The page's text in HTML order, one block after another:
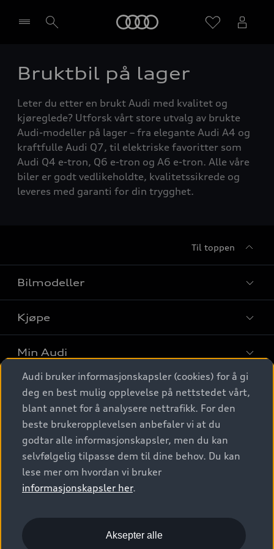
Velg forhandler
Bruktbil på lager
Leter du etter en brukt Audi med kvalitet og
kjøreglede? Utforsk vårt store utvalg av brukte
Audi-modeller på lager – fra elegante Audi A4 og
kraftfulle Audi Q7, til elektriske favoritter som
Audi Q4 e-tron, Q6 e-tron og A6 e-tron. Alle våre
biler er godt vedlikeholdte, kvalitetssikrede og
leveres med garanti for din trygghet.
Til toppen
Bilmodeller
Finn din Audi
Sammenlign bilmodeller
Elbiler
SUV
Stasjonsvogn
Sportback
S/RS
Konseptbiler og prototyper
Kjøpe
Kjøpshjelp
Biler på lager
Finn forhandler
Bestill prøvekjøring
Kontakt forhandler
Bilgarantier
Min Audi
Behold nybilfølelsen
Audi Originalt tilbehør
Verkstedtjenester
Digitale tjenester
Audi digitale tjenester
Audi connect
Functions on demand
Kom i gang med myAudi
Audi Norge
Kundeservice
Audi Driving Experience
© 2026 AUDI NORGE. All Rights Reserved.
Imprint
Audi bruker informasjonskapsler (cookies) for å gi
deg en best mulig opplevelse på nettstedet vårt,
blant annet for å analysere nettrafikk. For den
beste brukeropplevelsen anbefaler vi at du
godtar alle informasjonskapsler, men du kan
selvfølgelig tilpasse dem til dine behov. Du kan
lese mer om hvordan vi bruker
informasjonskapsler her.
Aksepter alle